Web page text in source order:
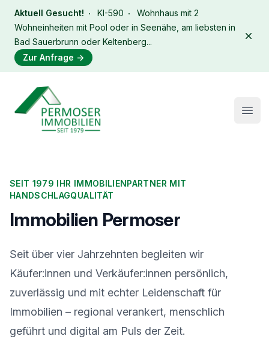
Aktuell Gesucht! KI-590
Wohnhaus mit 2
Wohneinheiten mit Pool oder in Seenähe, am liebsten in
Bad Sauerbrunn oder Keltenberg...
Zur Anfrage →
Immobilien Permoser Logo
SEIT 1979 IHR IMMOBILIENPARTNER MIT
HANDSCHLAGQUALITÄT
Immobilien Permoser
Seit über vier Jahrzehnten begleiten wir
Käufer:innen und Verkäufer:innen persönlich,
zuverlässig und mit echter Leidenschaft für
Immobilien – regional verankert, menschlich
geführt und digital am Puls der Zeit.